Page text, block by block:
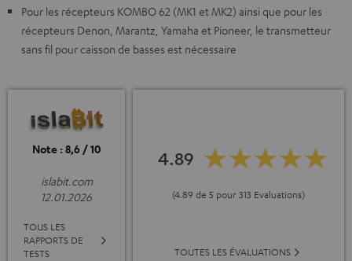
Pour les récepteurs KOMBO 62 (MK1 et MK2) ainsi que pour les
récepteurs Denon, Marantz, Yamaha et Pioneer, le transmetteur
sans fil pour caisson de basses est nécessaire
Note : 8,6 / 10
islabit.com
12.01.2026
TOUS LES
RAPPORTS DE
TESTS
4.89
(4.89 de 5 pour 313 Evaluations)
TOUTES LES ÉVALUATIONS